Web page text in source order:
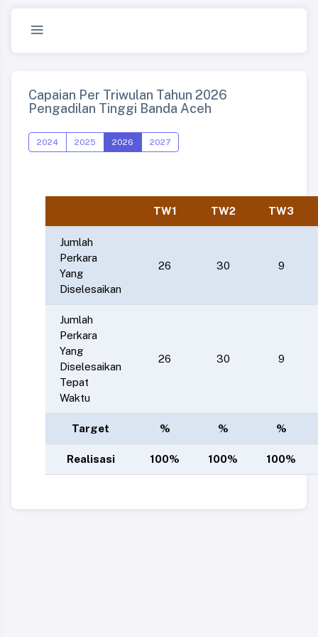
Capaian Per Triwulan Tahun 2026
Pengadilan Tinggi Banda Aceh
2024 2025 2026 2027
TW1 TW2 TW3
Jumlah
Perkara
Yang
Diselesaikan
26 30 9
Jumlah
Perkara
Yang
Diselesaikan
Tepat
Waktu
26 30 9
Target % % %
Realisasi 100% 100% 100%